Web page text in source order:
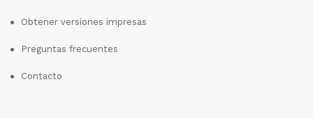
Obtener versiones impresas
Preguntas frecuentes
Contacto